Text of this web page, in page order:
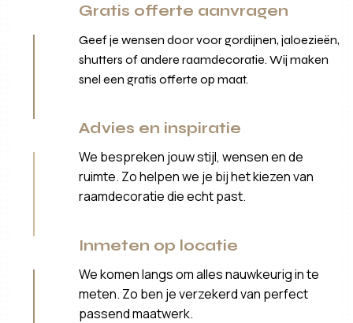
Gratis offerte aanvragen
Geef je wensen door voor gordijnen, jaloezieën,
shutters of andere raamdecoratie. Wij maken
snel een gratis offerte op maat.
Advies en inspiratie
We bespreken jouw stijl, wensen en de
ruimte. Zo helpen we je bij het kiezen van
raamdecoratie die echt past.
Inmeten op locatie
We komen langs om alles nauwkeurig in te
meten. Zo ben je verzekerd van perfect
passend maatwerk.